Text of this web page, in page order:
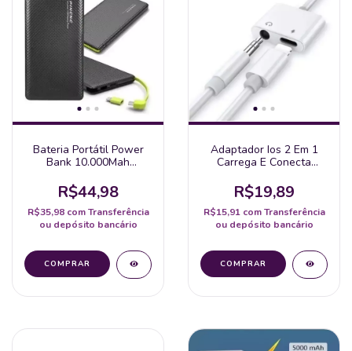
Bateria Portátil Power
Bank 10.000Mah
R$44,98
R$35,98 com Transferência
ou depósito bancário
Adaptador Ios 2 Em 1
Carrega E Conecta
Iphone Ipad
R$19,89
R$15,91 com Transferência
ou depósito bancário